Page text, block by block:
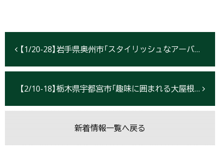
【1/20-28】岩手県奥州市「スタイリッシュなアーバンモダンの住まい」完成お披露目会開催
【2/10-18】栃木県宇都宮市「趣味に囲まれる大屋根の邸宅」完成お披露目会開催
新着情報一覧へ戻る